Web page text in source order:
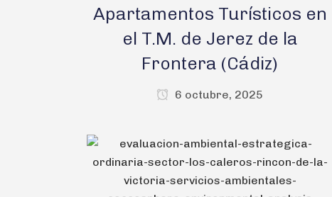
Apartamentos Turísticos en
el T.M. de Jerez de la
Frontera (Cádiz)
6 octubre, 2025